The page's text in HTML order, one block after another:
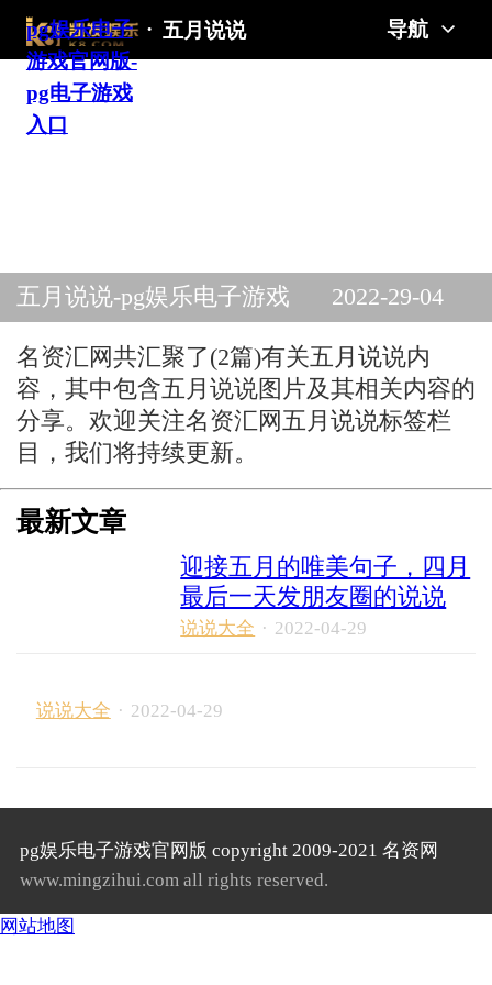
pg娱乐电子
游戏官网版-
pg电子游戏
入口
· 五月说说 导航
五月说说-pg娱乐电子游戏
官网版
2022-29-04
名资汇网共汇聚了(2篇)有关五月说说内
容，其中包含五月说说图片及其相关内容的
分享。欢迎关注名资汇网五月说说标签栏
目，我们将持续更新。
最新文章
迎接五月的唯美句子，四月
最后一天发朋友圈的说说
说说大全 · 2022-04-29
说说大全 · 2022-04-29
pg娱乐电子游戏官网版 copyright 2009-2021 名资网
www.mingzihui.com all rights reserved.
网站地图